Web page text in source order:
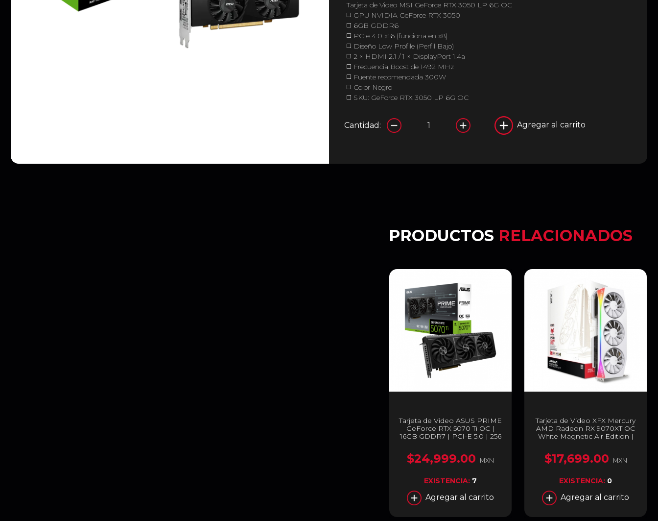
Tarjeta de Video MSI GeForce RTX 3050 LP 6G OC
◻️ GPU NVIDIA GeForce RTX 3050
◻️ 6GB GDDR6
◻️ PCIe 4.0 x16 (funciona en x8)
◻️ Diseño Low Profile (Perfil Bajo)
◻️ 2 × HDMI 2.1 / 1 × DisplayPort 1.4a
◻️ Frecuencia Boost de 1492 MHz
◻️ Fuente recomendada 300W
◻️ Color Negro
◻️ SKU: GeForce RTX 3050 LP 6G OC
Cantidad: Agregar al carrito
PRODUCTOS RELACIONADOS
Tarjeta de Video ASUS PRIME
GeForce RTX 5070 Ti OC |
16GB GDDR7 | PCI-E 5.0 | 256
PRIME-RTX5070TI-O16G
$24,999.00 MXN
EXISTENCIA: 7
Agregar al carrito
Tarjeta de Video XFX Mercury
AMD Radeon RX 9070XT OC
White Magnetic Air Edition |
| 256 Bits | RGB | Blanco | RX-
97TMARGW9
$17,699.00 MXN
EXISTENCIA: 0
Agregar al carrito